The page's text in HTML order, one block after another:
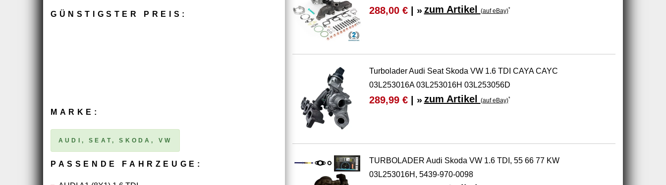
GÜNSTIGSTER PREIS:
MARKE:
AUDI, SEAT, SKODA, VW
PASSENDE FAHRZEUGE:
288,00 €| » zum Artikel (auf eBay)*
Turbolader Audi Seat Skoda VW 1.6 TDI CAYA CAYC
03L253016A 03L253016H 03L253056D
289,99 €| » zum Artikel (auf eBay)*
TURBOLADER Audi Skoda VW 1.6 TDI, 55 66 77 KW
03L253016H, 5439-970-0098